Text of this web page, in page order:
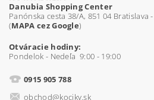
Danubia Shopping Center
Panónska cesta 38/A, 851 04 Bratislava
(MAPA cez Google)
Otváracie hodiny:
Pondelok - Nedeľa 9:00 - 19:00
0915 905 788
obchod@kociky.sk